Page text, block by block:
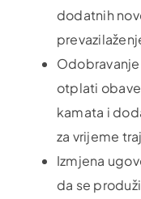
dodatnih
otplati
kamata i
za vrijeme
Izmjena
da se